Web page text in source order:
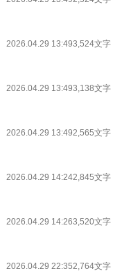
2026.04.29 13:493,524文字
2026.04.29 13:493,138文字
2026.04.29 13:492,565文字
2026.04.29 14:242,845文字
2026.04.29 14:263,520文字
2026.04.29 22:352,764文字